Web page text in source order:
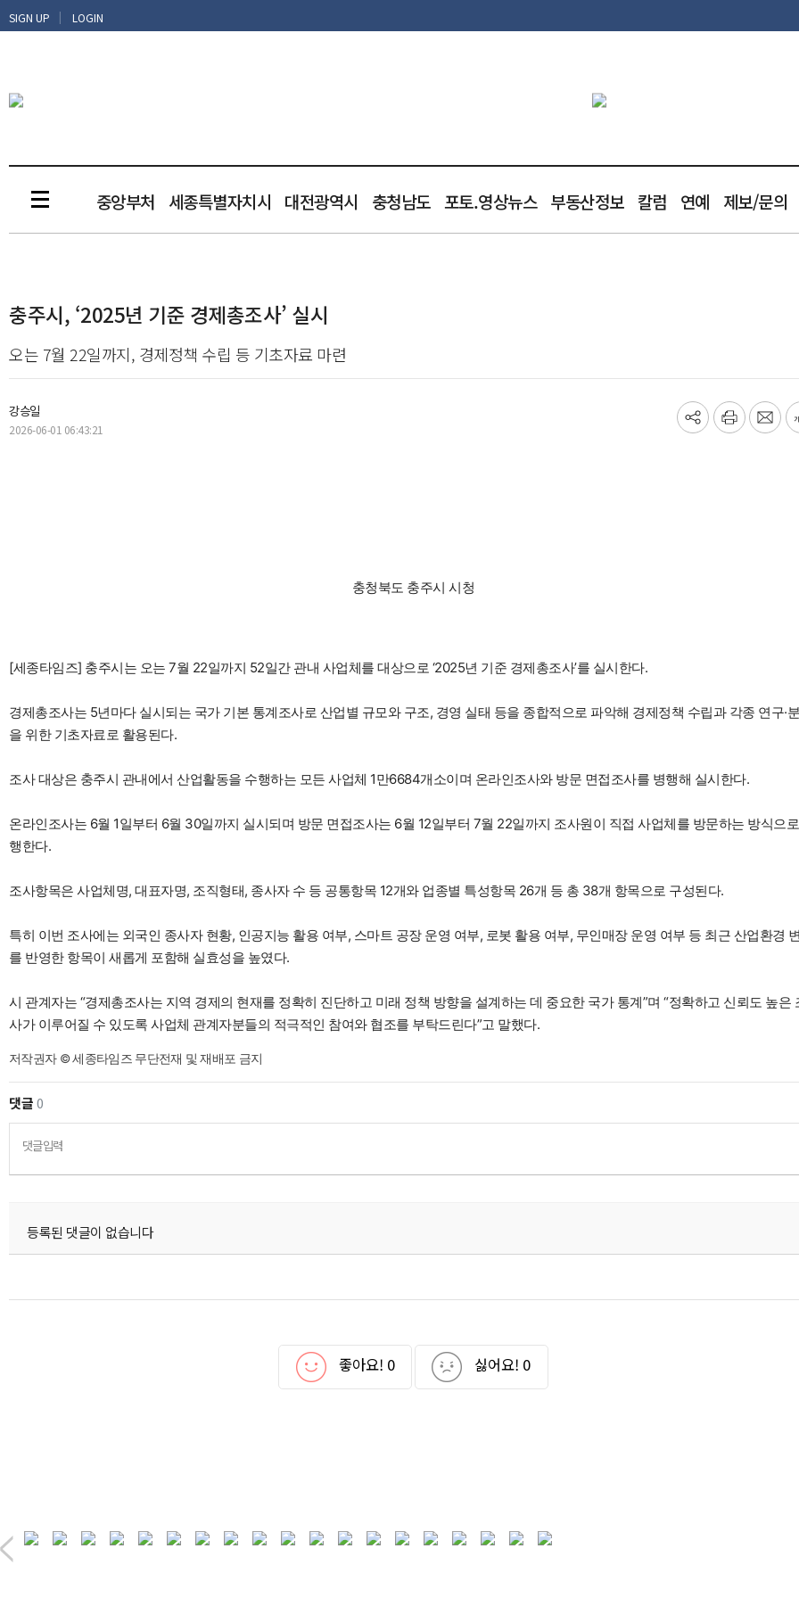
SIGN UP | LOGIN
중앙부처 세종특별자치시 대전광역시 충청남도 포토.영상뉴스 부동산정보 칼럼 연예 제보/문의
충주시, ‘2025년 기준 경제총조사’ 실시
오는 7월 22일까지, 경제정책 수립 등 기초자료 마련
강승일
2026-06-01 06:43:21
기
프
메
충청북도 충주시 시청
[세종타임즈] 충주시는 오는 7월 22일까지 52일간 관내 사업체를 대상으로 ‘2025년 기준 경제총조사’를 실시한다.
경제총조사는 5년마다 실시되는 국가 기본 통계조사로 산업별 규모와 구조, 경영 실태 등을 종합적으로 파악해 경제정책 수립과 각종 연구·
을 위한 기초자료로 활용된다.
조사 대상은 충주시 관내에서 산업활동을 수행하는 모든 사업체 1만6684개소이며 온라인조사와 방문 면접조사를 병행해 실시한다.
온라인조사는 6월 1일부터 6월 30일까지 실시되며 방문 면접조사는 6월 12일부터 7월 22일까지 조사원이 직접 사업체를 방문하는 방식으
행한다.
조사항목은 사업체명, 대표자명, 조직형태, 종사자 수 등 공통항목 12개와 업종별 특성항목 26개 등 총 38개 항목으로 구성된다.
특히 이번 조사에는 외국인 종사자 현황, 인공지능 활용 여부, 스마트 공장 운영 여부, 로봇 활용 여부, 무인매장 운영 여부 등 최근 산업환경
를 반영한 항목이 새롭게 포함해 실효성을 높였다.
시 관계자는 “경제총조사는 지역 경제의 현재를 정확히 진단하고 미래 정책 방향을 설계하는 데 중요한 국가 통계”며 “정확하고 신뢰도 높은
사가 이루어질 수 있도록 사업체 관계자분들의 적극적인 참여와 협조를 부탁드린다”고 말했다.
저작권자 © 세종타임즈 무단전재 및 재배포 금지
댓글0
댓글입력
등록된 댓글이 없습니다
좋아요! 0 싫어요! 0